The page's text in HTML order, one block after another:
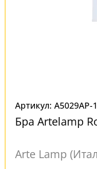
Артикул: A5029AP-
Бра Artelamp
Arte Lamp